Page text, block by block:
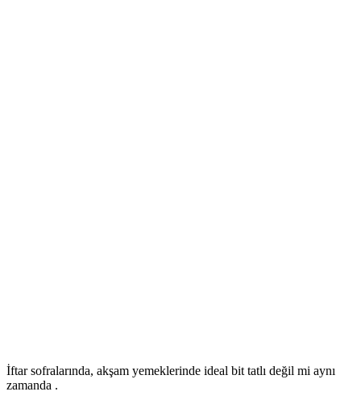
İftar sofralarında, akşam yemeklerinde ideal bit tatlı değil mi aynı
zamanda .